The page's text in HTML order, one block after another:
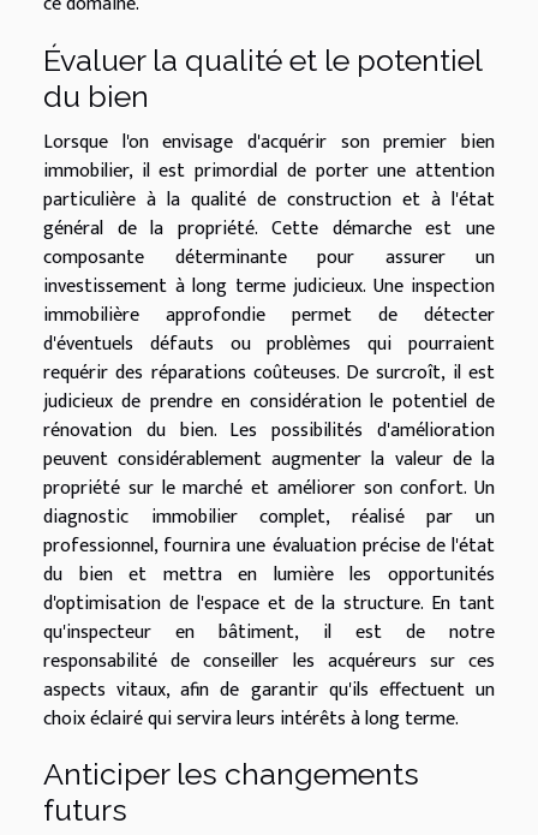
Évaluer la qualité et le potentiel
du bien
Lorsque l'on envisage d'acquérir son premier bien
immobilier, il est primordial de porter une attention
particulière à la qualité de construction et à l'état
général de la propriété. Cette démarche est une
composante déterminante pour assurer un
investissement à long terme judicieux. Une inspection
immobilière approfondie permet de détecter
d'éventuels défauts ou problèmes qui pourraient
requérir des réparations coûteuses. De surcroît, il est
judicieux de prendre en considération le potentiel de
rénovation du bien. Les possibilités d'amélioration
peuvent considérablement augmenter la valeur de la
propriété sur le marché et améliorer son confort. Un
diagnostic immobilier complet, réalisé par un
professionnel, fournira une évaluation précise de l'état
du bien et mettra en lumière les opportunités
d'optimisation de l'espace et de la structure. En tant
qu'inspecteur en bâtiment, il est de notre
responsabilité de conseiller les acquéreurs sur ces
aspects vitaux, afin de garantir qu'ils effectuent un
choix éclairé qui servira leurs intérêts à long terme.
Anticiper les changements
futurs